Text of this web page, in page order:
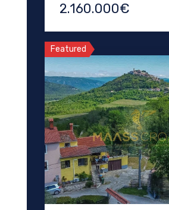
2.160.000€
Featured